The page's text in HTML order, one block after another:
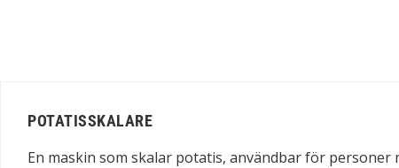
POTATISSKALARE
En maskin som skalar potatis, användbar för personer